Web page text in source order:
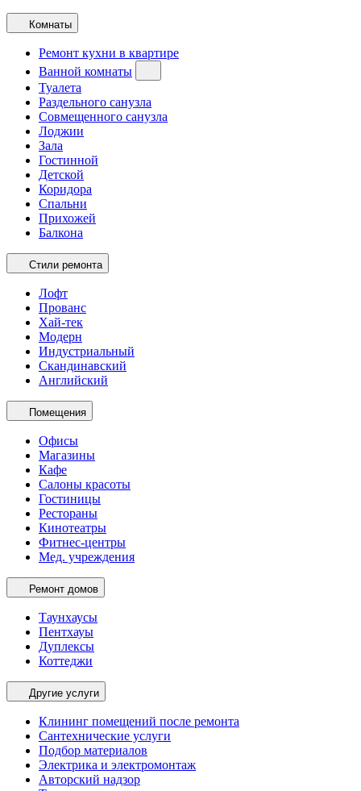
Комнаты
Ремонт кухни в квартире
Ванной комнаты
Туалета
Раздельного санузла
Совмещенного санузла
Лоджии
Зала
Гостинной
Детской
Коридора
Спальни
Прихожей
Балкона
Стили ремонта
Лофт
Прованс
Хай-тек
Модерн
Индустриальный
Скандинавский
Английский
Помещения
Офисы
Магазины
Кафе
Салоны красоты
Гостиницы
Рестораны
Кинотеатры
Фитнес-центры
Мед. учреждения
Ремонт домов
Таунхаусы
Пентхауы
Дуплексы
Коттеджи
Другие услуги
Клининг помещений после ремонта
Сантехнические услуги
Подбор материалов
Электрика и электромонтаж
Авторский надзор